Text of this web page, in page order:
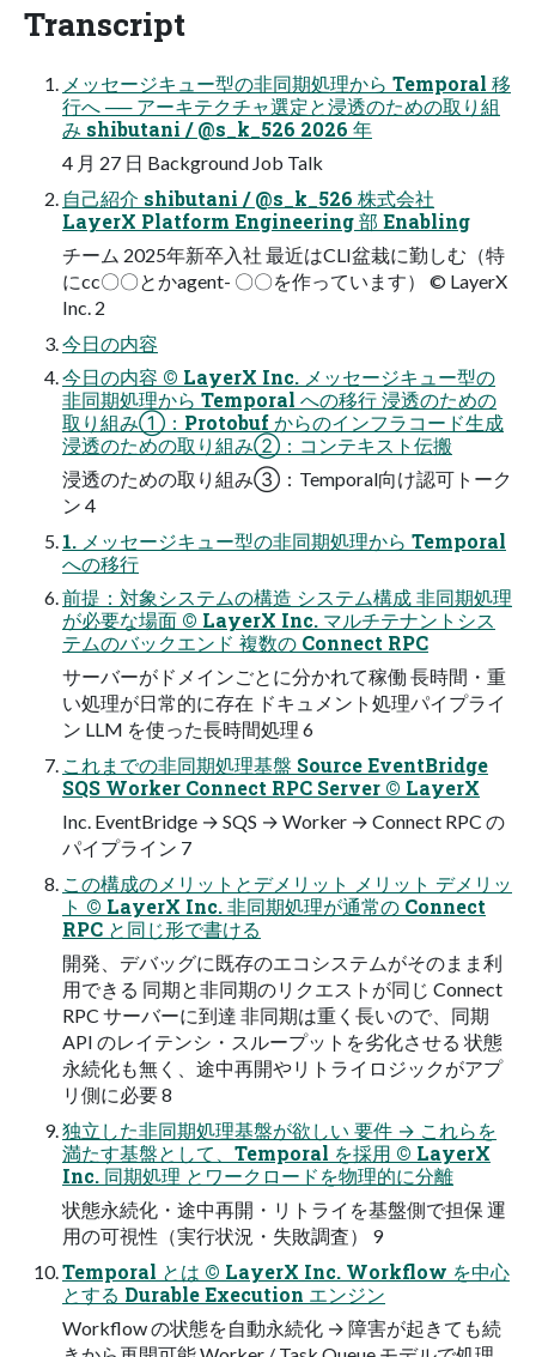
Transcript
メッセージキュー型の非同期処理から Temporal 移
行へ ── アーキテクチャ選定と浸透のための取り組
み shibutani / @s_k_526 2026 年
4 月 27 日 Background Job Talk
自己紹介 shibutani / @s_k_526 株式会社
LayerX Platform Engineering 部 Enabling
チーム 2025年新卒入社 最近はCLI盆栽に勤しむ（特
にcc〇〇とかagent- 〇〇を作っています） © LayerX
Inc. 2
今日の内容
今日の内容 © LayerX Inc. メッセージキュー型の
非同期処理から Temporal への移行 浸透のための
取り組み①：Protobuf からのインフラコード生成
浸透のための取り組み②：コンテキスト伝搬
浸透のための取り組み③：Temporal向け認可トーク
ン 4
1. メッセージキュー型の非同期処理から Temporal
への移行
前提：対象システムの構造 システム構成 非同期処理
が必要な場面 © LayerX Inc. マルチテナントシス
テムのバックエンド 複数の Connect RPC
サーバーがドメインごとに分かれて稼働 長時間・重
い処理が日常的に存在 ドキュメント処理パイプライ
ン LLM を使った長時間処理 6
これまでの非同期処理基盤 Source EventBridge
SQS Worker Connect RPC Server © LayerX
Inc. EventBridge → SQS → Worker → Connect RPC の
パイプライン 7
この構成のメリットとデメリット メリット デメリッ
ト © LayerX Inc. 非同期処理が通常の Connect
RPC と同じ形で書ける
開発、デバッグに既存のエコシステムがそのまま利
用できる 同期と非同期のリクエストが同じ Connect
RPC サーバーに到達 非同期は重く長いので、同期
API のレイテンシ・スループットを劣化させる 状態
永続化も無く、途中再開やリトライロジックがアプ
リ側に必要 8
独立した非同期処理基盤が欲しい 要件 → これらを
満たす基盤として、Temporal を採用 © LayerX
Inc. 同期処理 とワークロードを物理的に分離
状態永続化・途中再開・リトライを基盤側で担保 運
用の可視性（実行状況・失敗調査） 9
Temporal とは © LayerX Inc. Workflow を中心
とする Durable Execution エンジン
Workflow の状態を自動永続化 → 障害が起きても続